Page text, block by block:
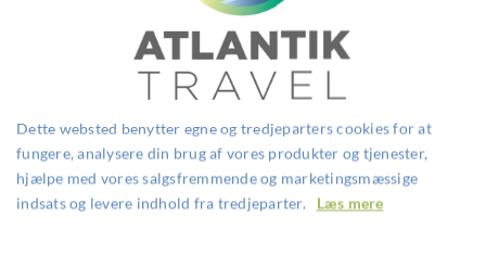
Hvorfor skal du rejse med
Atlantik Travel?
Dette websted benytter egne og tredjeparters cookies for at
fungere, analysere din brug af vores produkter og tjenester,
hjælpe med vores salgsfremmende og marketingsmæssige
indsats og levere indhold fra tredjeparter. Læs mere